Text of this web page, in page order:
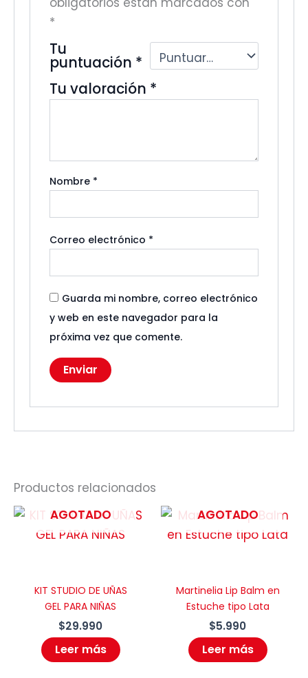
*
Tu
puntuación *
Tu valoración *
Nombre *
Correo electrónico *
Guarda mi nombre, correo electrónico
y web en este navegador para la
próxima vez que comente.
Productos relacionados
AGOTADO
KIT STUDIO DE UÑAS
GEL PARA NIÑAS
$29.990
Leer más
AGOTADO
Martinelia Lip Balm en
Estuche tipo Lata
$5.990
Leer más